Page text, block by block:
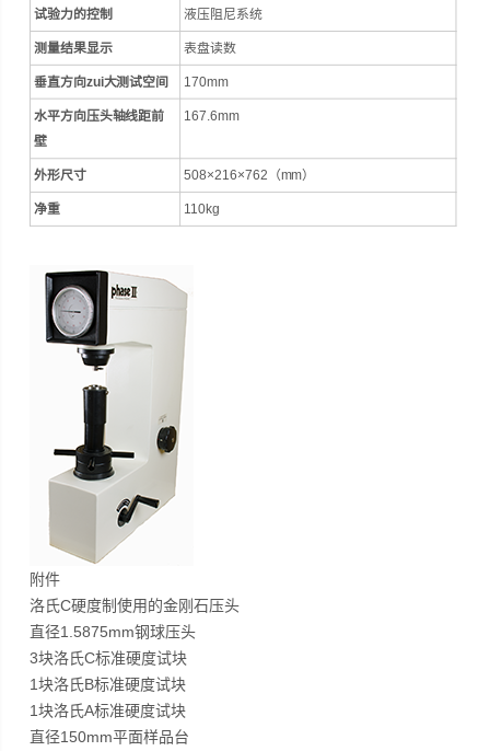
试验力的控制 液压阻尼系统
测量结果显示 表盘读数
垂直方向zui大测试空间 170mm
水平方向压头轴线距前
壁
167.6mm
外形尺寸 508×216×762（mm）
净重 110kg
附件
洛氏C硬度制使用的金刚石压头
直径1.5875mm钢球压头
3块洛氏C标准硬度试块
1块洛氏B标准硬度试块
1块洛氏A标准硬度试块
直径150mm平面样品台